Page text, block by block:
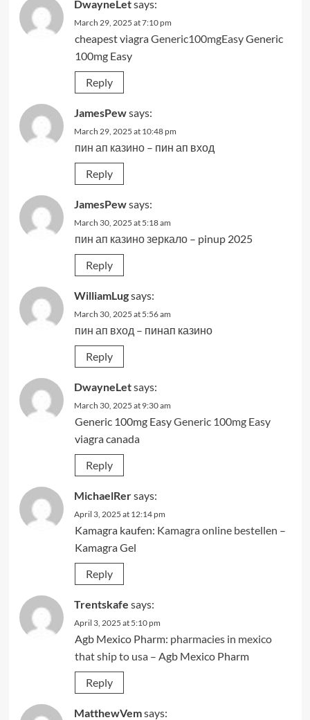
DwayneLetsays:
March 29, 2025 at 7:10 pm
cheapest viagraGeneric100mgEasyGeneric
100mg Easy
Reply
JamesPewsays:
March 29, 2025 at 10:48 pm
пин ап казино– пин ап вход
Reply
JamesPewsays:
March 30, 2025 at 5:18 am
пин ап казино зеркало– pinup 2025
Reply
WilliamLugsays:
March 30, 2025 at 5:56 am
пин ап вход – пинап казино
Reply
DwayneLetsays:
March 30, 2025 at 9:30 am
Generic 100mg EasyGeneric 100mg Easy
viagra canada
Reply
MichaelRersays:
April 3, 2025 at 12:14 pm
Kamagra kaufen: Kamagra online bestellen –
Kamagra Gel
Reply
Trentskafe says:
April 3, 2025 at 5:10 pm
Agb Mexico Pharm: pharmacies in mexico
that ship to usa– Agb Mexico Pharm
Reply
MatthewVemsays: